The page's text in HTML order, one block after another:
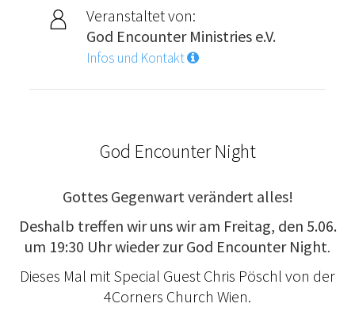
Veranstaltet von:
God Encounter Ministries e.V.
Infos und Kontakt
God Encounter Night
Gottes Gegenwart verändert alles!
Deshalb treffen wir uns wir am Freitag, den 5.06.
um 19:30 Uhr wieder zur God Encounter Night.
Dieses Mal mit Special Guest Chris Pöschl von der
4Corners Church Wien.